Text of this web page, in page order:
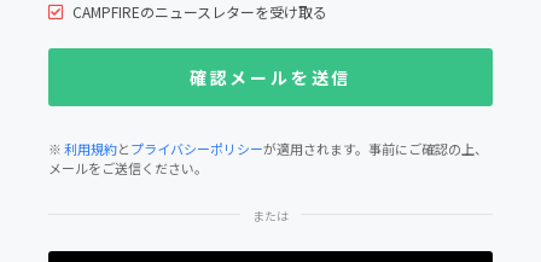
CAMPFIREのニュースレターを受け取る
※利用規約とプライバシーポリシーが適用されます。事前にご確認の上、
メールをご送信ください。